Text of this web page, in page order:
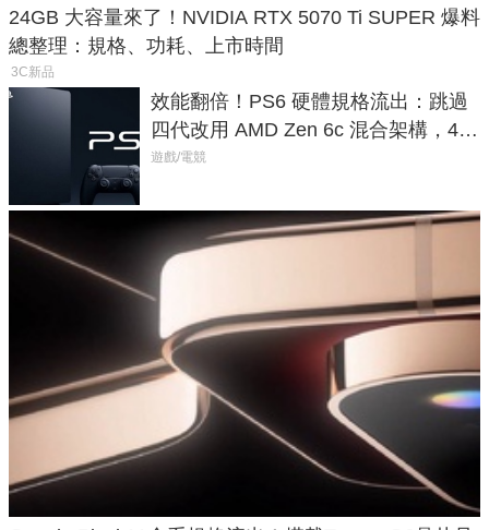
24GB 大容量來了！NVIDIA RTX 5070 Ti SUPER 爆料
總整理：規格、功耗、上市時間
3C新品
效能翻倍！PS6 硬體規格流出：跳過
四代改用 AMD Zen 6c 混合架構，4K
120fps 與全光追時代來臨
遊戲/電競